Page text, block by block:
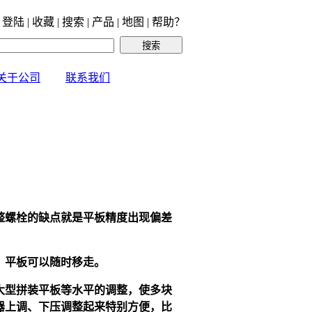
陆 | 收藏 | 搜索 | 产品 | 地图 | 帮助？
于公司 联系我们
栓的缺点就是平板精度出现偏差
板可以随时移走。
拼装平板等水平的调整，使多块
上调、下压调整起来特别方便，比